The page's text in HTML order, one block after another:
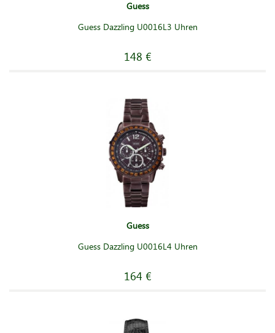
Guess
Guess Dazzling U0016L3 Uhren
148 €
Guess
Guess Dazzling U0016L4 Uhren
164 €